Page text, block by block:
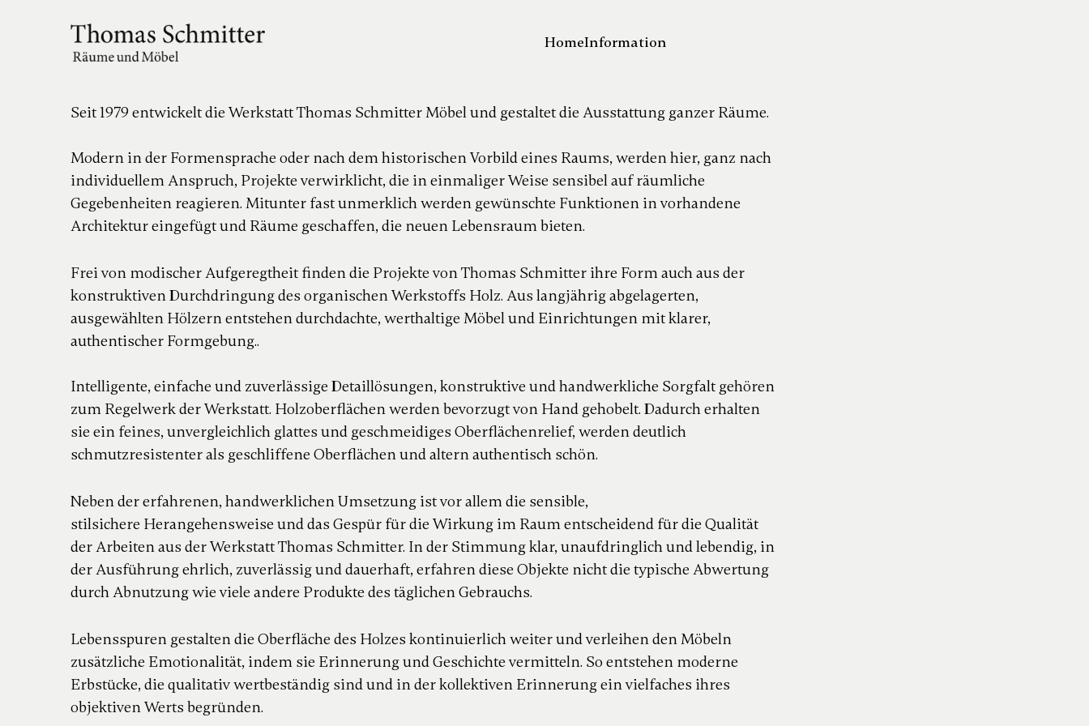
HomeInformation
Seit 1979 entwickelt die Werkstatt Thomas Schmitter Möbel und gestaltet die Ausstattung ganzer Räume.
Modern in der Formensprache oder nach dem historischen Vorbild eines Raums, werden hier, ganz nach
individuellem Anspruch, Projekte verwirklicht, die in einmaliger Weise sensibel aufräumliche
Gegebenheiten reagieren. Mitunter fast unmerklich werden gewünschte Funktionen in vorhandene
Architektur eingefügt und Räume geschaffen, die neuen Lebensraum bieten.
Frei von modischer Aufgeregtheit finden die Projekte von Thomas Schmitter ihre Form auch aus der
konstruktiven Durchdringung des organischen Werkstoffs Holz. Aus langjährig abgelagerten,
ausgewählten Hölzern entstehen durchdachte, werthaltige Möbel und Einrichtungen mit klarer,
authentischer Formgebung..
Intelligente, einfache und zuverlässige Detaillösungen, konstruktive und handwerkliche Sorgfalt gehören
zum Regelwerk der Werkstatt. Holzoberflächen werden bevorzugt von Hand gehobelt. Dadurch erhalten
sie ein feines, unvergleichlich glattes und geschmeidiges Oberflächenrelief, werdendeutlich
schmutzresistenter als geschliffene Oberflächen und altern authentisch schön.
Neben der erfahrenen, handwerklichen Umsetzung ist vor allem die sensible,
stilsichere Herangehensweise und das Gespür für die Wirkung im Raum entscheidend für die Qualität
derArbeiten aus der Werkstatt Thomas Schmitter. In der Stimmung klar, unaufdringlich und lebendig, in
der Ausführung ehrlich, zuverlässig und dauerhaft, erfahren diese Objekte nicht die typischeAbwertung
durch Abnutzung wie viele andere Produkte des täglichen Gebrauchs.
Lebensspuren gestalten die Oberfläche des Holzes kontinuierlich weiter und verleihen den Möbeln
zusätzliche Emotionalität, indem sie Erinnerung und Geschichte vermitteln. So entstehen moderne
Erbstücke, die qualitativ wertbeständig sind und in der kollektiven Erinnerung ein vielfaches ihres
objektiven Werts begründen.